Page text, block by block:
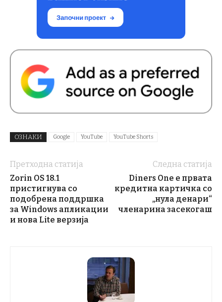
ОЗНАКИ Google YouTube YouTube Shorts
Претходна статија
Zorin OS 18.1
пристигнува со
подобрена поддршка
за Windows апликации
и нова Lite верзија
Следна статија
Diners One е првата
кредитна картичка со
„нула денари“
членарина засекогаш